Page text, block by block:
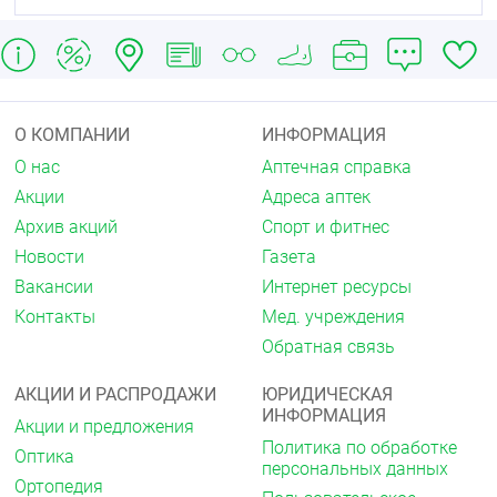
диспепсия.
Указанные явления проходят при снижении дозы
препарата или прекращении приёма препарата.
препарата возможно развитие лекарственной
зависимости, а также накопление брома в
организме и развитие бромизма, проявлениями
которого бывают: депрессивное настроение,
апатия, ринит, конъюнктивит, геморрагический
диатез, нарушение координации движений,
лекарственная зависимость.
Если любые из указанных в инструкции побочных
эффектов усугубляются, или Вы заметили любые
другие побочные эффекты, не указанные в
инструкции, сообщите об этом врачу
Передозировка
Передозировка возможна при частом и
длительном применении препарата. При
превышении рекомендуемых доз возможно
О КОМПАНИИ
О нас
Акции
Архив акций
Новости
Вакансии
Контакты
ИНФОРМАЦИЯ
Аптечная справка
Адреса аптек
Спорт и фитнес
Газета
Интернет ресурсы
Мед. учреждения
Обратная связь
АКЦИИ И РАСПРОДАЖИ
Акции и предложения
Оптика
Ортопедия
ЮРИДИЧЕСКАЯ
ИНФОРМАЦИЯ
Политика по обработке
персональных данных